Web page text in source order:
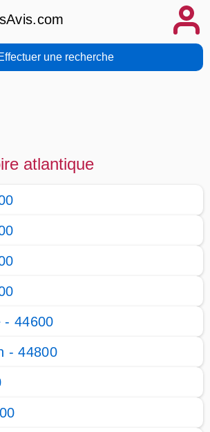
une recherche
atlantique
- 44600
- 44800